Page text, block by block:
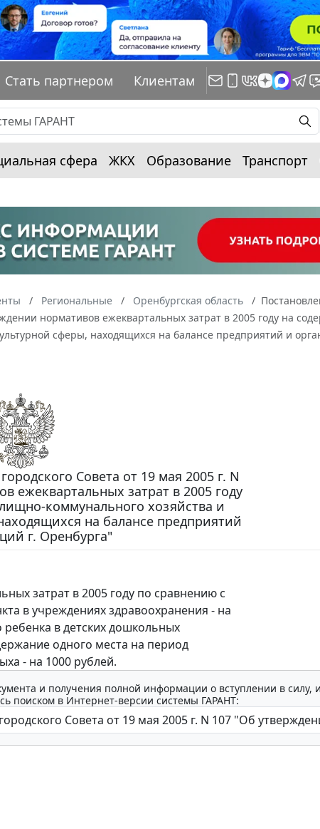
Стать партнером Клиентам
сфера ЖКХ Образование Транспорт
Региональные Оренбургская область
нормативов ежеквартальных затрат в 2005 году на
сферы, находящихся на балансе предприятий и
Совета от 19 мая 2005 г. N
ежеквартальных затрат в 2005 году
коммунального хозяйства и
на балансе предприятий
г. Оренбурга"
затрат в 2005 году по сравнению с
в учреждениях здравоохранения - на
в детских дошкольных
одного места на период
- на 1000 рублей.
и получения полной информации о вступлении в силу,
поиском в Интернет-версии системы ГАРАНТ: